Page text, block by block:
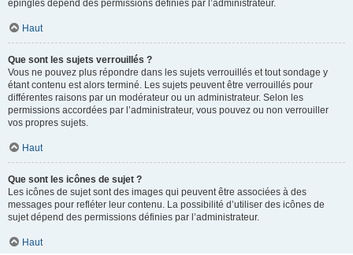
épinglés dépend des permissions définies par l’administrateur.
Haut
Que sont les sujets verrouillés ?
Vous ne pouvez plus répondre dans les sujets verrouillés et tout sondage y
étant contenu est alors terminé. Les sujets peuvent être verrouillés pour
différentes raisons par un modérateur ou un administrateur. Selon les
permissions accordées par l’administrateur, vous pouvez ou non verrouiller
vos propres sujets.
Haut
Que sont les icônes de sujet ?
Les icônes de sujet sont des images qui peuvent être associées à des
messages pour refléter leur contenu. La possibilité d’utiliser des icônes de
sujet dépend des permissions définies par l’administrateur.
Haut